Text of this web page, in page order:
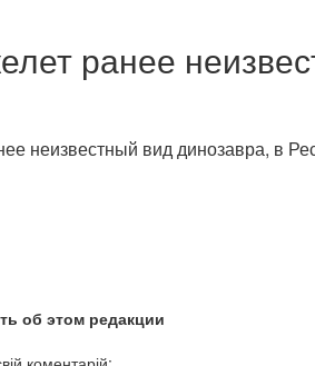
ранее
неизвестный вид динозавра, в
об этом редакции